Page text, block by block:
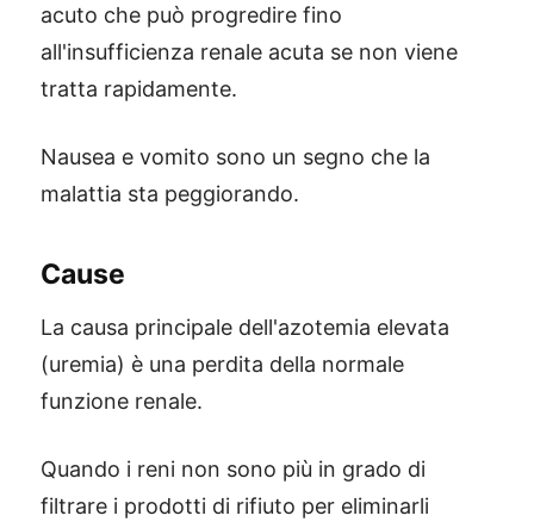
acuto che può progredire fino
all'insufficienza renale acuta se non viene
tratta rapidamente.
Nausea e vomito sono un segno che la
malattia sta peggiorando.
Cause
La causa principale dell'azotemia elevata
(uremia) è una perdita della normale
funzione renale.
Quando i reni non sono più in grado di
filtrare i prodotti di rifiuto per eliminarli